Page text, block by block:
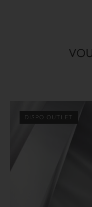
DISPO OUTLET